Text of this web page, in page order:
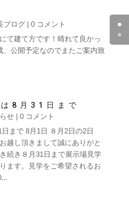
ブログ| 0 コメント
て建て方です！晴れて良かっ
、公開予定なのでまたご案内致
8月31日まで
せ| 0 コメント
まで 8月1日 ８月2日の2日
越し頂きまして誠にありがと
続き８月31日まで展示場見学
ます。見学をご希望されるお